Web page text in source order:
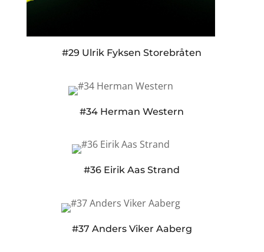
#29 Ulrik Fyksen Storebråten
#34 Herman Western
#36 Eirik Aas Strand
#37 Anders Viker Aaberg